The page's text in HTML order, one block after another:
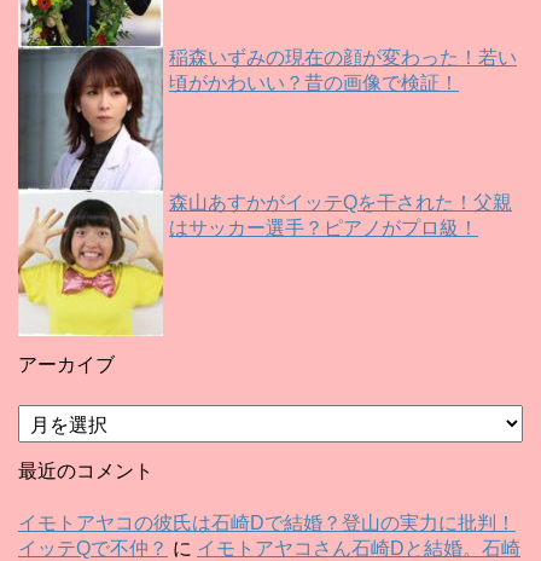
稲森いずみの現在の顔が変わった！若い
頃がかわいい？昔の画像で検証！
森山あすかがイッテQを干された！父親
はサッカー選手？ピアノがプロ級！
アーカイブ
ア
ー
カ
ブ
最近のコメント
イモトアヤコの彼氏は石崎Dで結婚？登山の実力に批判！
イッテQで不仲？ に イモトアヤコさん石崎Dと結婚。石崎